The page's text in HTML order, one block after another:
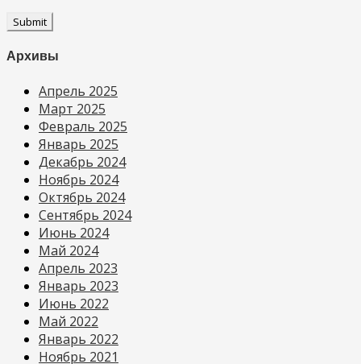
Архивы
Апрель 2025
Март 2025
Февраль 2025
Январь 2025
Декабрь 2024
Ноябрь 2024
Октябрь 2024
Сентябрь 2024
Июнь 2024
Май 2024
Апрель 2023
Январь 2023
Июнь 2022
Май 2022
Январь 2022
Ноябрь 2021